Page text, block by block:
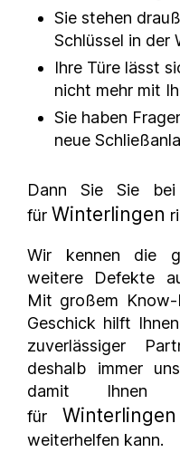
Sie stehen
Schlüssel in der
Ihre Türe lässt
nicht mehr mit
Sie haben
neue
Dann Sie Sie bei
für Winterlingen
Wir kennen die
weitere Defekte
Mit großem Know-
Geschick hilft
zuverlässiger
deshalb immer
damit Ihnen
für Winterlingen
weiterhelfen kann.